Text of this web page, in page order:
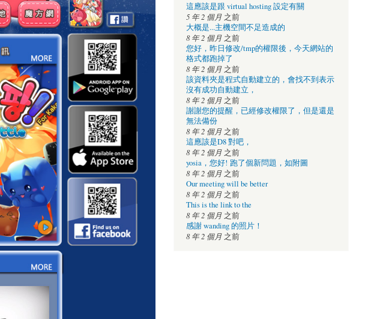
這應該是跟 virtual hosting 設定有關
5 年 2 個月之前
大概是...主機空間不足造成的
8 年 2 個月之前
您好，昨日修改/tmp的權限後，今天網站的
格式都跑掉了
8 年 2 個月之前
該資料夾是程式自動建立的，會找不到表示
沒有成功自動建立，
8 年 2 個月之前
謝謝您的提醒，已經修改權限了，但是還是
無法備份
8 年 2 個月之前
這應該是D8 對吧，
8 年 2 個月之前
yosia，您好! 跑了個新問題，如附圖
8 年 2 個月之前
Our meeting will be better
8 年 2 個月之前
This is the link to the
8 年 2 個月之前
感謝 wanding 的照片！
8 年 2 個月之前